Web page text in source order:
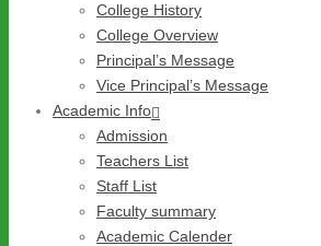
College History
College Overview
Principal’s Message
Vice Principal’s Message
Academic Info
Admission
Teachers List
Staff List
Faculty summary
Academic Calender